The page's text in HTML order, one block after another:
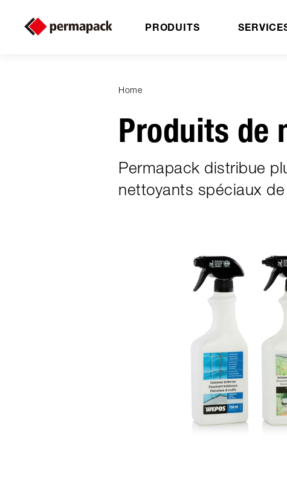
PRODUITS
Home
Produits de
Permapack distribue
nettoyants spéciaux